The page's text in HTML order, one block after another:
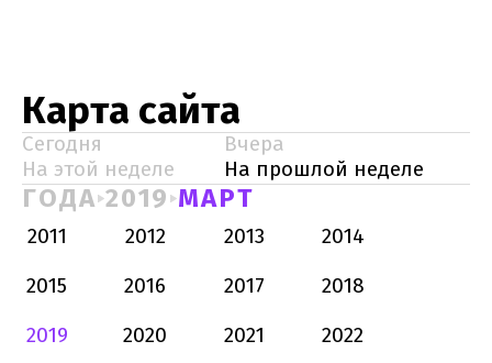
Карта сайта
Сегодня
Вчера
На этой неделе
На прошлой неделе
ГОДА 2019 МАРТ
2011 2012 2013
2014
2015
2016 2017
2018
2019
2020 2021
2022